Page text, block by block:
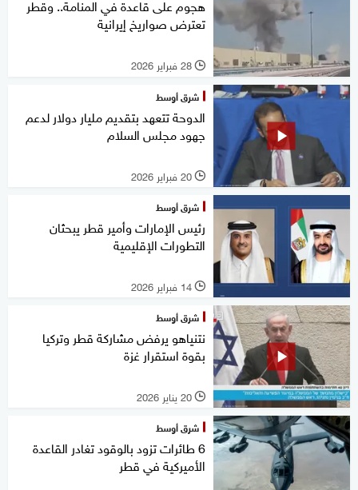
هجوم على قاعدة في المنامة.. وقطر
تعترض صواريخ إيرانية
l 28 فبراير 2026
شرق أوسط
الدوحة تتعهد بتقديم مليار دولار لدعم
جهود مجلس السلام
l 20 فبراير 2026
شرق أوسط
رئيس الإمارات وأمير قطر يبحثان
التطورات الإقليمية
l 14 فبراير 2026
شرق أوسط
نتنياهو يرفض مشاركة قطر وتركيا
بقوة استقرار غزة
l 20 يناير 2026
شرق أوسط
6 طائرات تزود بالوقود تغادر القاعدة
الأميركية في قطر